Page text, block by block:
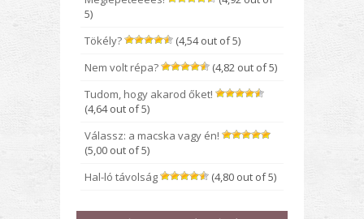
5)
Tökély?
(4,54 out of 5)
Nem volt répa?
(4,82 out of 5)
Tudom, hogy akarod őket!
(4,64 out of 5)
Válassz: a macska vagy én!
(5,00 out of 5)
Hal-ló távolság
(4,80 out of 5)